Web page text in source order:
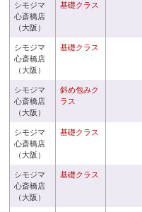
シモジマ
心斎橋店
（大阪）
基礎クラス
シモジマ
心斎橋店
（大阪）
基礎クラス
シモジマ
心斎橋店
（大阪）
斜め包みク
ラス
シモジマ
心斎橋店
（大阪）
基礎クラス
シモジマ
心斎橋店
（大阪）
基礎クラス